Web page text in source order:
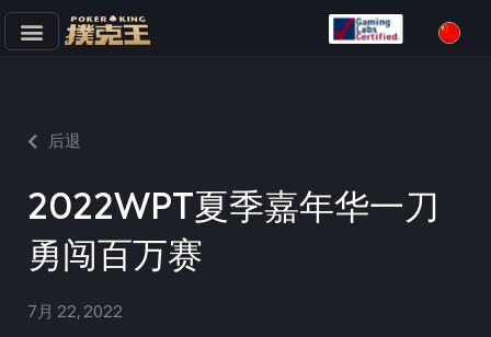
文
后退
2022WPT夏季嘉年华一刀
勇闯百万赛
7月 22, 2022